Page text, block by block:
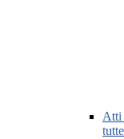
Atti